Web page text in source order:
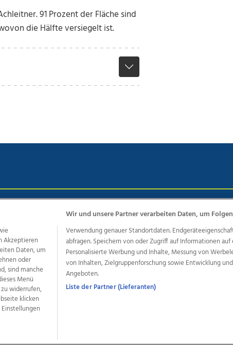
91 Prozent der Fläche sind
die Hälfte versiegelt ist.
AGB Anzeigekunden AGB Website
des Medienhauses Wimmer
OÖNachrichten OÖN Immobilien OÖN Karriere OÖN Reise
wasistlos.at wirtrauern.at
Akzeptieren
Daten, um
oder
sind manche
Menü
widerrufen,
klicken
Wir und unsere Partner verarbeiten Daten, um
Verwendung genauer Standortdaten.
abfragen. Speichern von oder Zugriff auf Informationen auf
Personalisierte Werbung und Inhalte, Messung von
von Inhalten, Zielgruppenforschung sowie Entwicklung
Angeboten.
Liste der Partner (Lieferanten)